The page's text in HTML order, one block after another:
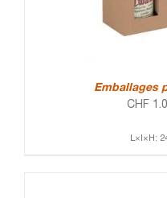
Emballages
CHF
L×l×H: